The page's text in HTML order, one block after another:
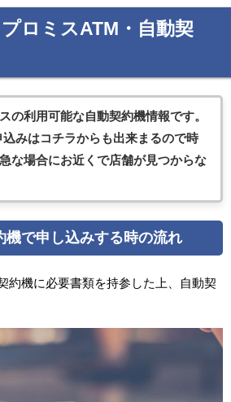
ロミスATM・自動契
の利用可能な自動契約機情報です。
みはコチラからも出来まるので時
な場合にお近くで店舗が見つからな
機で申し込みする時の流れ
約機に必要書類を持参した上、自動契